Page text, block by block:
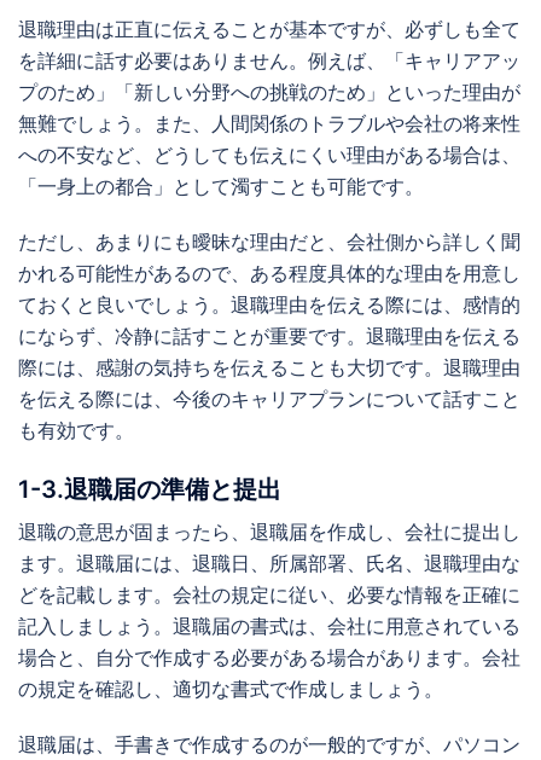
退職理由は正直に伝えることが基本ですが、必ずしも全て
を詳細に話す必要はありません。例えば、「キャリアアッ
プのため」「新しい分野への挑戦のため」といった理由が
無難でしょう。また、人間関係のトラブルや会社の将来性
への不安など、どうしても伝えにくい理由がある場合は、
「一身上の都合」として濁すことも可能です。
ただし、あまりにも曖昧な理由だと、会社側から詳しく聞
かれる可能性があるので、ある程度具体的な理由を用意し
ておくと良いでしょう。退職理由を伝える際には、感情的
にならず、冷静に話すことが重要です。退職理由を伝える
際には、感謝の気持ちを伝えることも大切です。退職理由
を伝える際には、今後のキャリアプランについて話すこと
も有効です。
1-3.退職届の準備と提出
退職の意思が固まったら、退職届を作成し、会社に提出し
ます。退職届には、退職日、所属部署、氏名、退職理由な
どを記載します。会社の規定に従い、必要な情報を正確に
記入しましょう。退職届の書式は、会社に用意されている
場合と、自分で作成する必要がある場合があります。会社
の規定を確認し、適切な書式で作成しましょう。
退職届は、手書きで作成するのが一般的ですが、パソコン